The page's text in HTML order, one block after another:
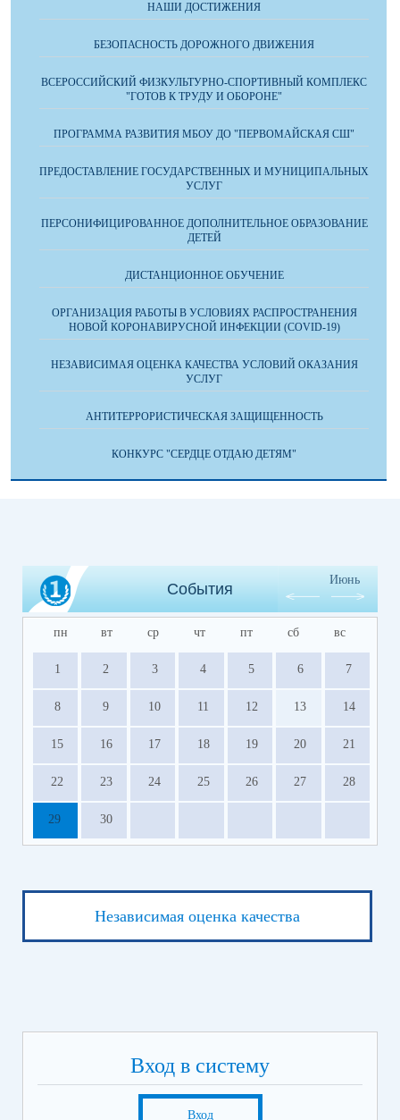
НАШИ ДОСТИЖЕНИЯ
БЕЗОПАСНОСТЬ ДОРОЖНОГО ДВИЖЕНИЯ
ВСЕРОССИЙСКИЙ ФИЗКУЛЬТУРНО-СПОРТИВНЫЙ КОМПЛЕКС
"ГОТОВ К ТРУДУ И ОБОРОНЕ"
ПРОГРАММА РАЗВИТИЯ МБОУ ДО "ПЕРВОМАЙСКАЯ СШ"
ПРЕДОСТАВЛЕНИЕ ГОСУДАРСТВЕННЫХ И МУНИЦИПАЛЬНЫХ
УСЛУГ
ПЕРСОНИФИЦИРОВАННОЕ ДОПОЛНИТЕЛЬНОЕ ОБРАЗОВАНИЕ
ДЕТЕЙ
ДИСТАНЦИОННОЕ ОБУЧЕНИЕ
ОРГАНИЗАЦИЯ РАБОТЫ В УСЛОВИЯХ РАСПРОСТРАНЕНИЯ
НОВОЙ КОРОНАВИРУСНОЙ ИНФЕКЦИИ (COVID-19)
НЕЗАВИСИМАЯ ОЦЕНКА КАЧЕСТВА УСЛОВИЙ ОКАЗАНИЯ
УСЛУГ
АНТИТЕРРОРИСТИЧЕСКАЯ ЗАЩИЩЕННОСТЬ
КОНКУРС "СЕРДЦЕ ОТДАЮ ДЕТЯМ"
События
Июнь
пн вт ср чт пт сб вс
1 2 3 4 5 6 7
8 9 10 11 12 13 14
15 16 17 18 19 20 21
22 23 24 25 26 27 28
29 30
Независимая оценка качества
Вход в систему
Вход